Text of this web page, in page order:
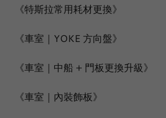
《特斯拉常用耗材更換》
《車室｜YOKE 方向盤》
《車室｜中船 + 門板更換升級》
《車室｜內裝飾板》